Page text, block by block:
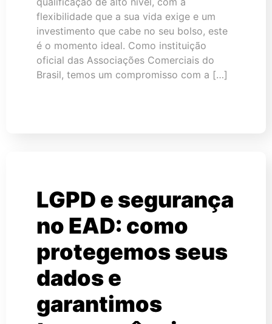
flexibilidade que a sua vida exige e um
investimento que cabe no seu bolso, este
é o momento ideal. Como instituição
oficial das Associações Comerciais do
Brasil, temos um compromisso com a […]
LGPD e segurança
no EAD: como
protegemos seus
dados e
garantimos